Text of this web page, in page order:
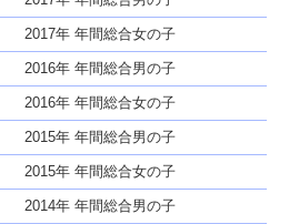
2017年 年間総合女の子
2016年 年間総合男の子
2016年 年間総合女の子
2015年 年間総合男の子
2015年 年間総合女の子
2014年 年間総合男の子